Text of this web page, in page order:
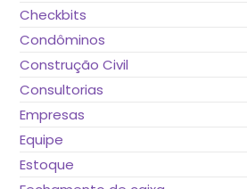
Checkbits
Condôminos
Construção Civil
Consultorias
Empresas
Equipe
Estoque